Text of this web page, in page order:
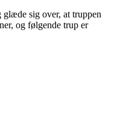
sig over, at truppen
og følgende trup er